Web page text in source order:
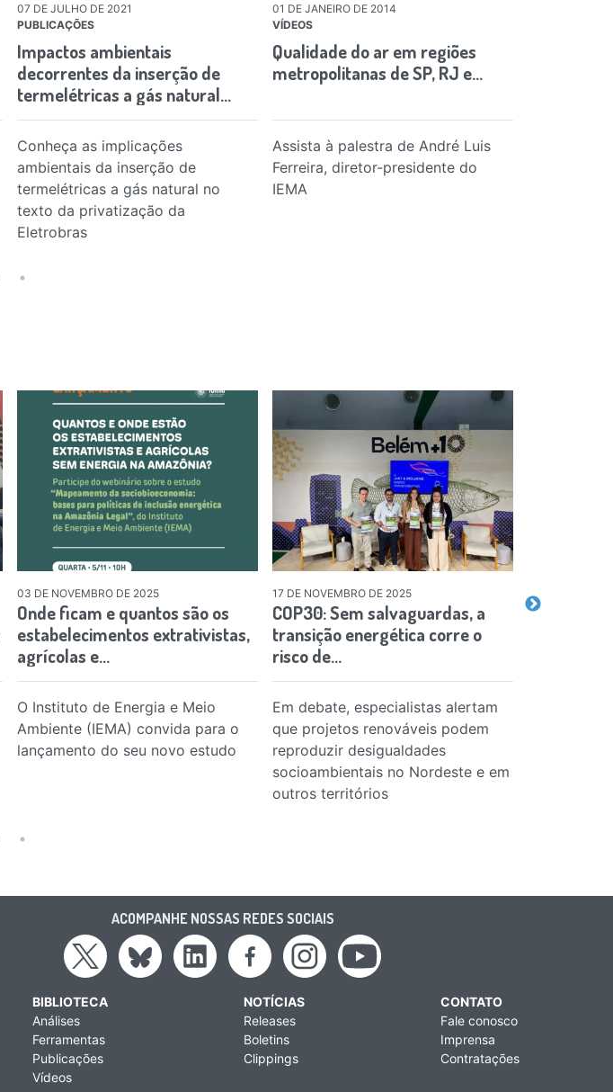
07 DE JULHO DE 2021
PUBLICAÇÕES
Impactos ambientais
decorrentes da inserção de
termelétricas a gás natural…
Conheça as implicações
ambientais da inserção de
termelétricas a gás natural no
texto da privatização da
Eletrobras
01 DE JANEIRO DE 2014
VÍDEOS
Qualidade do ar em regiões
metropolitanas de SP, RJ e…
Assista à palestra de André Luis
Ferreira, diretor-presidente do
IEMA
03 DE NOVEMBRO DE 2025
Onde ficam e quantos são os
estabelecimentos extrativistas,
agrícolas e…
O Instituto de Energia e Meio
Ambiente (IEMA) convida para o
lançamento do seu novo estudo
17 DE NOVEMBRO DE 2025
COP30: Sem salvaguardas, a
transição energética corre o
risco de…
Em debate, especialistas alertam
que projetos renováveis podem
reproduzir desigualdades
socioambientais no Nordeste e em
outros territórios
26 DE
ACOMPANHE NOSSAS REDES SOCIAIS
BIBLIOTECA
Análises
Ferramentas
Publicações
Vídeos
NOTÍCIAS
Releases
Boletins
Clippings
CONTATO
Fale conosco
Imprensa
Contratações